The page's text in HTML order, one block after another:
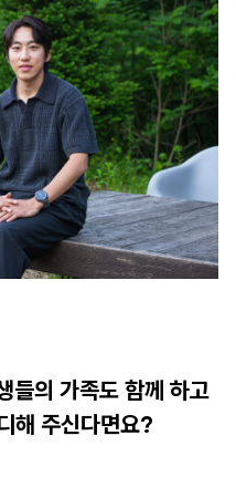
들의 가족도 함께 하고
해 주신다면요?